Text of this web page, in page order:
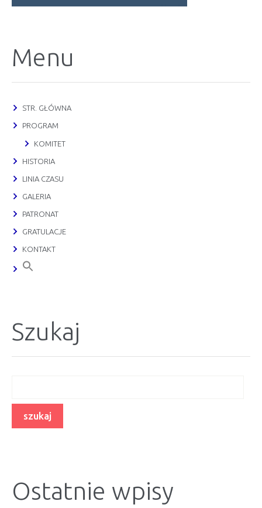
Menu
STR. GŁÓWNA
PROGRAM
KOMITET
HISTORIA
LINIA CZASU
GALERIA
PATRONAT
GRATULACJE
KONTAKT
Szukaj
Ostatnie wpisy